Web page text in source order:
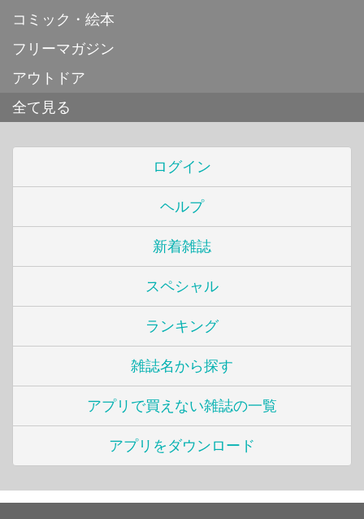
コミック・絵本
フリーマガジン
アウトドア
全て見る
ログイン
ヘルプ
新着雑誌
スペシャル
ランキング
雑誌名から探す
アプリで買えない雑誌の一覧
アプリをダウンロード